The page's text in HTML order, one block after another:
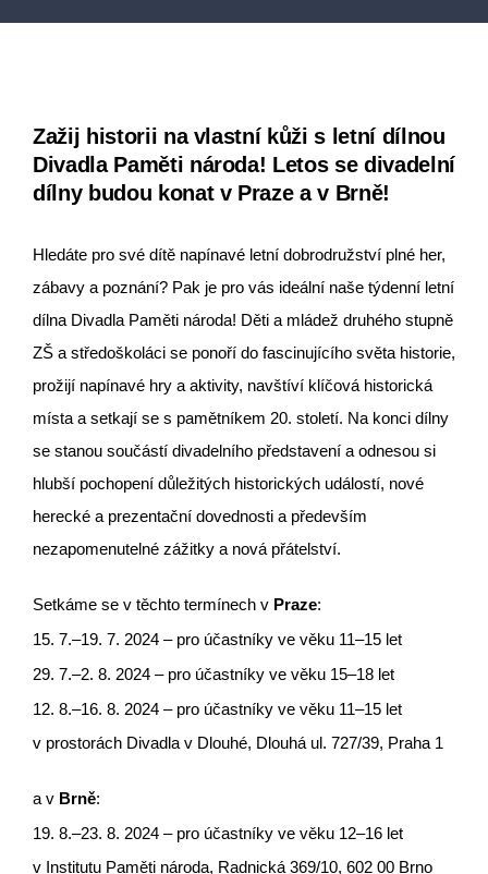
Zažij historii na vlastní kůži s letní dílnou
Divadla Paměti národa! Letos se divadelní
dílny budou konat v Praze a v Brně!
Hledáte pro své dítě napínavé letní dobrodružství plné her,
zábavy a poznání? Pak je pro vás ideální naše týdenní letní
dílna Divadla Paměti národa! Děti a mládež druhého stupně
ZŠ a středoškoláci se ponoří do fascinujícího světa historie,
prožijí napínavé hry a aktivity, navštíví klíčová historická
místa a setkají se s pamětníkem 20. století. Na konci dílny
se stanou součástí divadelního představení a odnesou si
hlubší pochopení důležitých historických událostí, nové
herecké a prezentační dovednosti a především
nezapomenutelné zážitky a nová přátelství.
Setkáme se v těchto termínech v Praze:
15. 7.–19. 7. 2024 – pro účastníky ve věku 11–15 let
29. 7.–2. 8. 2024 – pro účastníky ve věku 15–18 let
12. 8.–16. 8. 2024 – pro účastníky ve věku 11–15 let
v prostorách Divadla v Dlouhé, Dlouhá ul. 727/39, Praha 1
a v Brně:
19. 8.–23. 8. 2024 – pro účastníky ve věku 12–16 let
v Institutu Paměti národa, Radnická 369/10, 602 00 Brno